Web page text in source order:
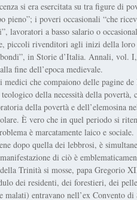
si era esercitata su tra figure di
pieno”; i poveri occasionali “che
lavoratori a basso salario o
piccoli rivenditori agli inizi della
in Storie d’Italia. Annali, vol.
fine dell’epoca medievale.
che compaiono delle pagine
della necessità della povertà,
della povertà e dell’elemosina
È vero che in quel periodo si
è marcatamente laico e sociale.
dopo quella dei lebbrosi, è
di ciò è
Trinità si mosse, papa Gregorio
dei residenti, dei forestieri, dei
entravano nell’ex Convento di